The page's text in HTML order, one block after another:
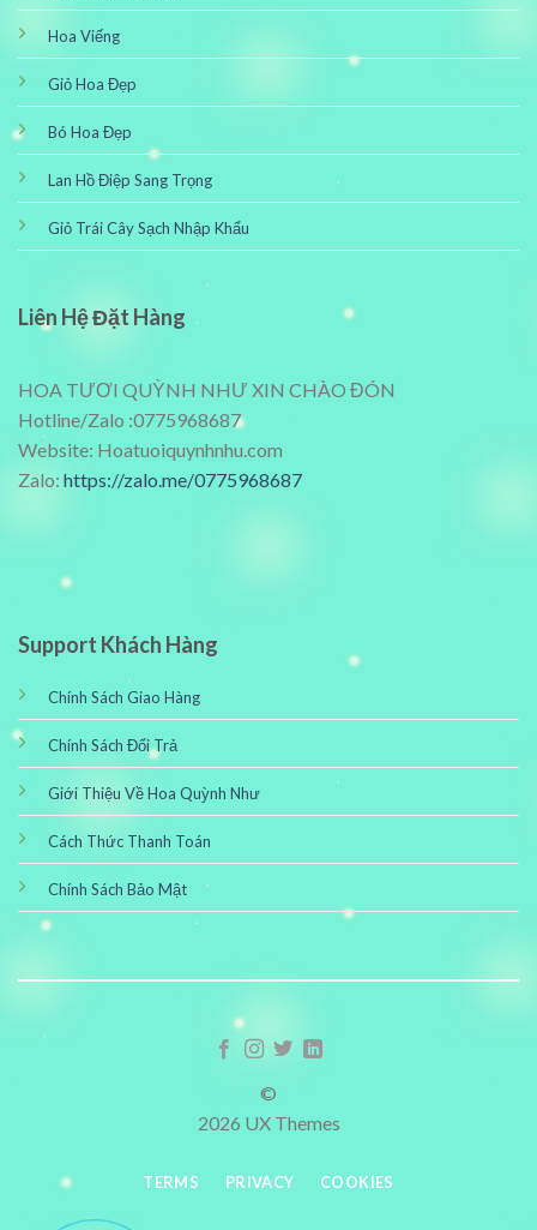
Hoa Viếng
Giỏ Hoa Đẹp
Bó Hoa Đẹp
Lan Hồ Điệp Sang Trọng
Giỏ Trái Cây Sạch Nhập Khẩu
Liên Hệ Đặt Hàng
HOA TƯƠI QUỲNH NHƯ XIN CHÀO ĐÓN
Hotline/Zalo :0775968687
Website: Hoatuoiquynhnhu.com
Zalo: https://zalo.me/0775968687
Support Khách Hàng
Chính Sách Giao Hàng
Chính Sách Đổi Trả
Giới Thiệu Về Hoa Quỳnh Như
Cách Thức Thanh Toán
Chính Sách Bảo Mật
©
2026 UX Themes
TERMS PRIVACY COOKIES